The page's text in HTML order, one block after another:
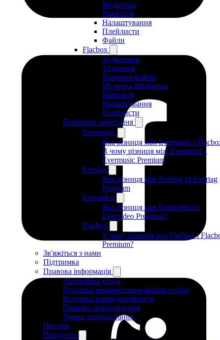
Медіатека
Навігація
Налаштування
Плейлисти
Файли
Flacbox
Аудіоплеєр
З'єднання
Локальні файли
Музична бібліотека
Навігація
Налаштування
Плейлисти
Поширені запитання
Evermusic
Яка різниця між Evermusic і
В чому різниця між Evermusic і
Evermusic Premium
Evertag
Яка різниця між Evertag та Evertag
Premium
Evervideo
Яка різниця між Evervideo та
Evervideo Premium?
Flacbox
У чому різниця між Flacbox і
Premium?
Зв'яжіться з нами
Підтримка
Правова інформація
Ліцензійна угода
Політика використання файлів cookie
Політика конфіденційності
Правове повідомлення
Умови використання
Про нас
Продукти